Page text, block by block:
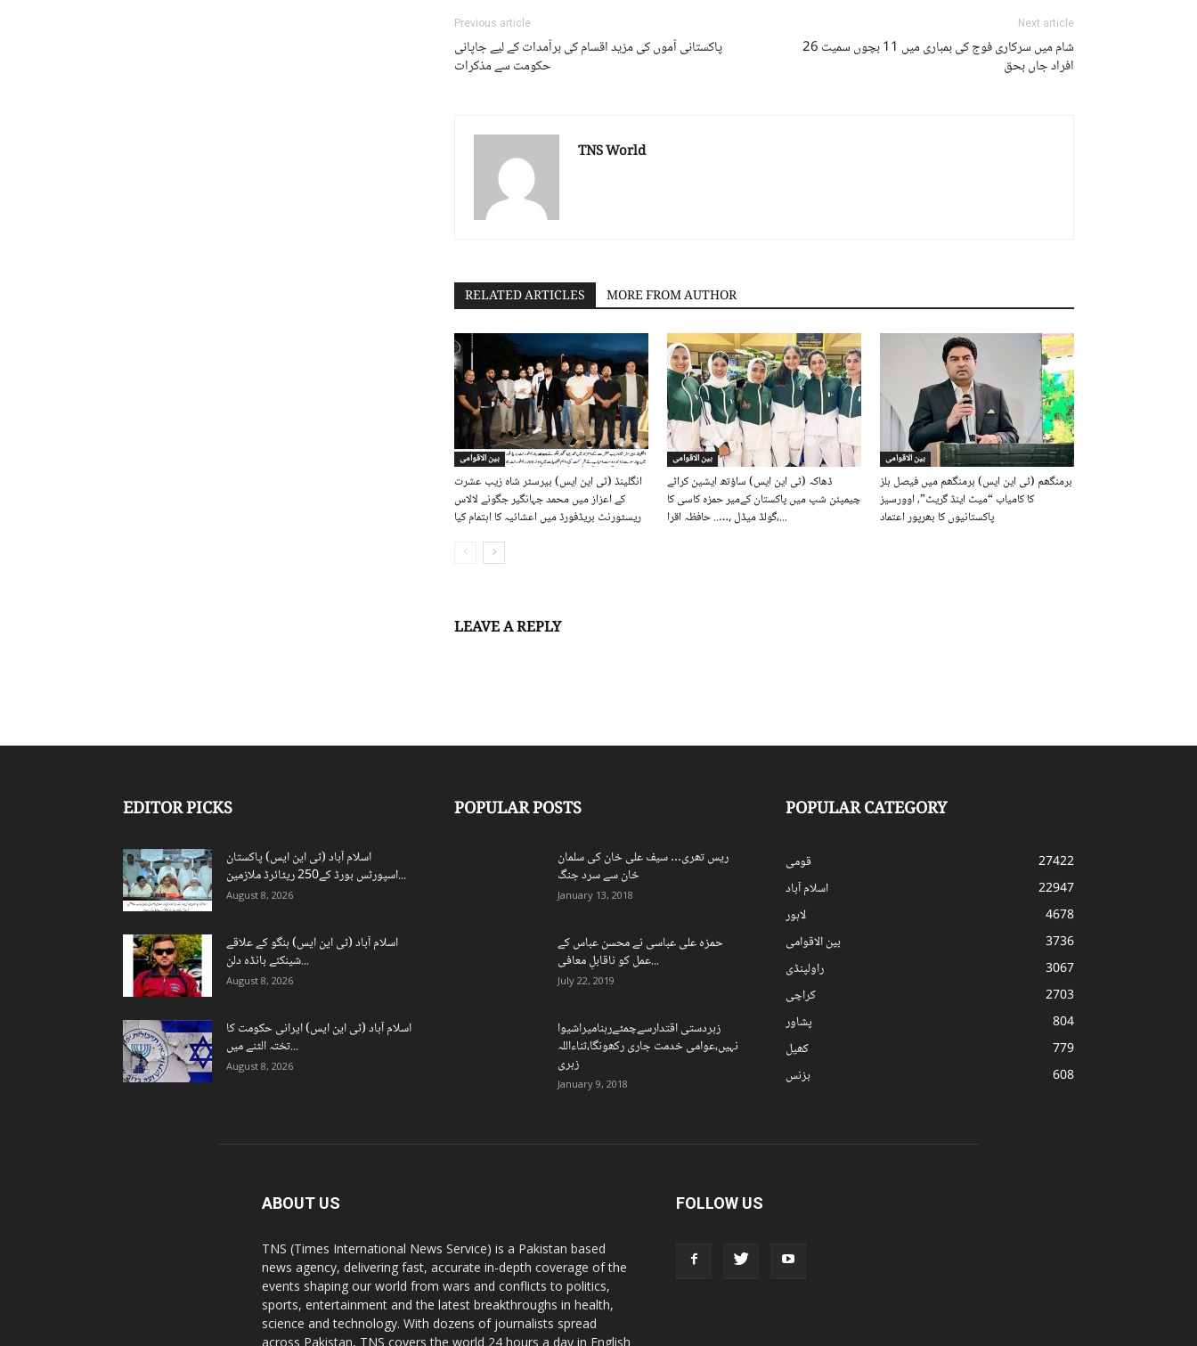
Previous article
پاکستانی آموں کی مزید اقسام کی برآمدات کے لیے جاپانی
حکومت سے مذکرات
Next article
شام میں سرکاری فوج کی بمباری میں 11 بچوں سمیت 26
افراد جاں بحق
TNS World
RELATED ARTICLES MORE FROM AUTHOR
بین الاقوامی
انگلینڈ (ٹی این ایس) بیرسٹر شاہ زیب عشرت
کے اعزاز میں محمد جہانگیر جگونے لالاس
ریسٹورنٹ بریڈفورڈ میں اعشائیہ کا اہتمام کیا
بین الاقوامی
ڈھاکہ (ٹی این ایس) ساؤتھ ایشین کراٹے
چیمپئن شپ میں پاکستان کےمیر حمزہ کاسی کا
گولڈ میڈل ,….. حافظہ اقرا،...
بین الاقوامی
برمنگھم (ٹی این ایس) برمنگھم میں فیصل ہلز
کا کامیاب “میٹ اینڈ گریٹ”، اوورسیز
پاکستانیوں کا بھرپور اعتماد
LEAVE A REPLY
EDITOR PICKS
اسلام آباد (ٹی این ایس) پاکستان
اسپورٹس بورڈ کے250 ریٹائرڈ ملازمین...
August 8, 2026
اسلام آباد (ٹی این ایس) ہنگو کے علاقے
شینکئے بانڈہ دلن...
August 8, 2026
اسلام آباد (ٹی این ایس) ایرانی حکومت کا
تختہ الٹنے میں...
August 8, 2026
POPULAR POSTS
ریس تھری… سیف علی خان کی سلمان
خان سے سرد جنگ
January 13, 2018
حمزہ علی عباسی نے محسن عباس کے
عمل کو ناقابلِ معافی...
July 22, 2019
زبردستی اقتدارسےچمٹےرہنامیراشیوا
نہیں،عوامی خدمت جاری رکھونگا،ثناءاللہ
زہری
January 9, 2018
POPULAR CATEGORY
قومی
27422
اسلام آباد
22947
لاہور
4678
بین الاقوامی
3736
راولپنڈی
3067
کراچی
2703
پشاور
804
کھیل
779
بزنس
608
ABOUT US
TNS (Times International News Service) is a Pakistan based
news agency, delivering fast, accurate in-depth coverage of the
events shaping our world from wars and conflicts to politics,
sports, entertainment and the latest breakthroughs in health,
science and technology. With dozens of journalists spread
across Pakistan, TNS covers the world 24 hours a day in English
FOLLOW US